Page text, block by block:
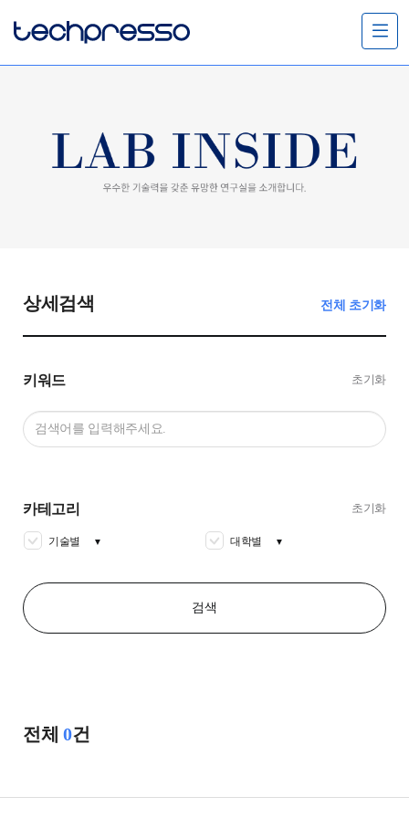
메
뉴
전체 0건
상세검색 전체 초기화
키워드 초기화
카테고리 초기화
기술별 ▼ 대학별 ▼
검색